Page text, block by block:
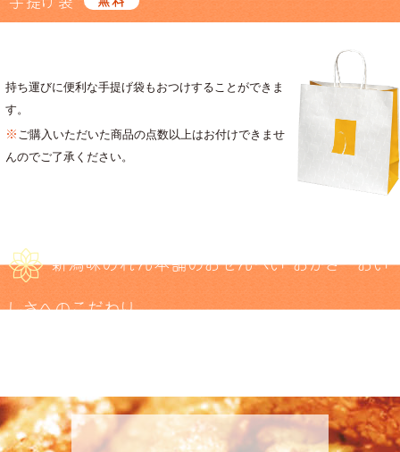
持ち運びに便利な手提げ袋もおつけすることができま
す。
※ ご購入いただいた商品の点数以上はお付けできませ
んのでご了承ください。
新潟味のれん本舗のおせんべい・おかき おい
しさへのこだわり